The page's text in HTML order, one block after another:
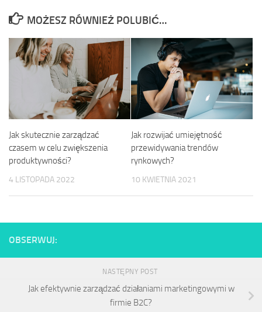
MOŻESZ RÓWNIEŻ POLUBIĆ…
Jak skutecznie zarządzać
czasem w celu zwiększenia
produktywności?
4 LISTOPADA 2022
Jak rozwijać umiejętność
przewidywania trendów
rynkowych?
10 KWIETNIA 2021
OBSERWUJ:
NASTĘPNY POST
Jak efektywnie zarządzać działaniami marketingowymi w
firmie B2C?